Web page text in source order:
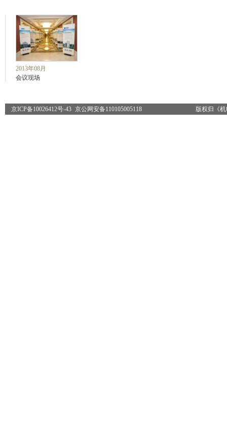
2013年08月
会议现场
版权归《
京ICP备10026412号-43 京公网安备110105005118